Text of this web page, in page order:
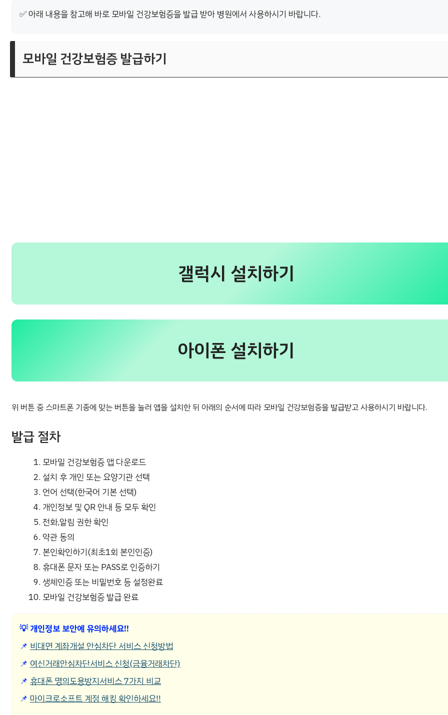
✅ 아래 내용을 참고해 바로 모바일 건강보험증을 발급 받아 병원에서 사용하시기 바랍니다.
모바일 건강보험증 발급하기
갤럭시 설치하기
아이폰 설치하기
위 버튼 중 스마트폰 기종에 맞는 버튼을 눌러 앱을 설치한 뒤 아래의 순서에 따라 모바일 건강보험증을 발급받고 사용하시기 바랍니다.
발급 절차
모바일 건강보험증 앱 다운로드
설치 후 개인 또는 요양기관 선택
언어 선택(한국어 기본 선택)
개인정보 및 QR 안내 등 모두 확인
전화,알림 권한 확인
약관 동의
본인확인하기(최초1회 본인인증)
휴대폰 문자 또는 PASS로 인증하기
생체인증 또는 비밀번호 등 설정완료
모바일 건강보험증 발급 완료
💡 개인정보 보안에 유의하세요!!
📌 비대면 계좌개설 안심차단 서비스 신청방법
📌 여신거래안심차단서비스 신청(금융거래차단)
📌 휴대폰 명의도용방지서비스 7가지 비교
📌 마이크로소프트 계정 해킹 확인하세요!!